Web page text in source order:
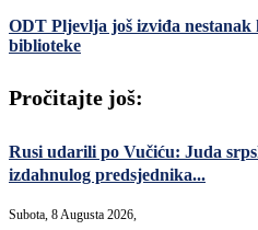
ODT Pljevlja još izviđa
biblioteke
Pročitajte još:
Rusi udarili po Vučiću: Juda
izdahnulog predsjednika...
Subota, 8 Augusta 2026,